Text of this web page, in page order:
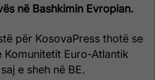
në Bashkimin Evropian.
për KosovaPress thotë se
Komunitetit Euro-Atlantik
e sheh në BE.